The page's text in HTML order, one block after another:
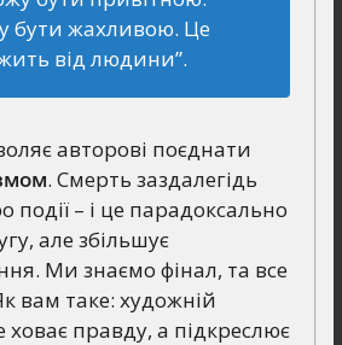
бути жахливою. Це
від людини”.
авторові поєднати
. Смерть заздалегідь
події – і це парадоксально
але збільшує
Ми знаємо фінал, та все
вам таке: художній
правду, а підкреслює